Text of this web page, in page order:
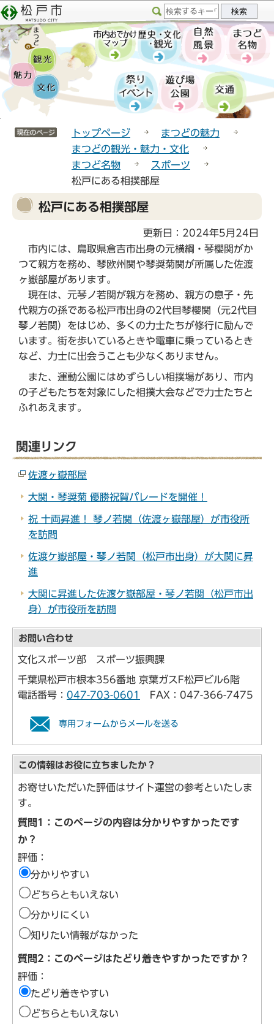
こ
の
ペ
ー
ジ
の
先
サ
イ
ト
メ
ニ
ュ
ー
このページの本文へ移動
サイトメニューここまで
トップページ
まつどの魅力
まつどの観光・魅力・文化
まつど名物
スポーツ
松戸にある相撲部屋
本
文
か
ら
松戸にある相撲部屋
更新日：2024年5月24日
市内には、鳥取県倉吉市出身の元横綱・琴櫻関がか
つて親方を務め、琴欧州関や琴奨菊関が所属した佐渡
ヶ嶽部屋があります。
現在は、元琴ノ若関が親方を務め、親方の息子・先
代親方の孫である松戸市出身の2代目琴櫻関（元2代目
琴ノ若関）をはじめ、多くの力士たちが修行に励んで
います。街を歩いているときや電車に乗っているとき
など、力士に出会うことも少なくありません。
また、運動公園にはめずらしい相撲場があり、市内
の子どもたちを対象にした相撲大会などで力士たちと
ふれあえます。
関連リンク
佐渡ヶ嶽部屋
大関・琴奨菊 優勝祝賀パレードを開催！
祝 十両昇進！ 琴ノ若関（佐渡ヶ嶽部屋）が市役所
を訪問
佐渡ケ嶽部屋・琴ノ若関（松戸市出身）が大関に昇
進
大関に昇進した佐渡ケ嶽部屋・琴ノ若関（松戸市出
身）が市役所を訪問
お問い合わせ
文化スポーツ部 スポーツ振興課
千葉県松戸市根本356番地 京葉ガスF松戸ビル6階
電話番号： 047-703-0601 FAX：047-366-7475
専用フォームからメールを送る
この情報はお役に立ちましたか？
お寄せいただいた評価はサイト運営の参考といたしま
す。
質問1：このページの内容は分かりやすかったです
か？
評価：
分かりやすい
どちらともいえない
分かりにくい
知りたい情報がなかった
質問2：このページはたどり着きやすかったですか？
評価：
たどり着きやすい
どちらともいえない